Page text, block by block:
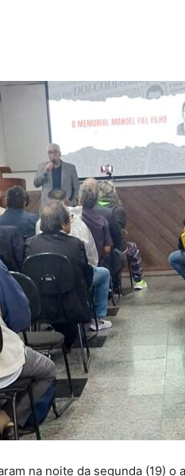
na noite da segunda (19)